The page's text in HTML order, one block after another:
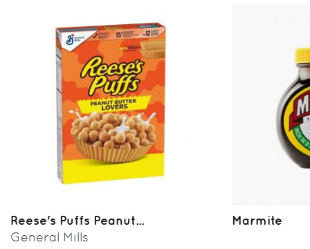
Reese's Puffs Peanut...
General Mills
Marmite